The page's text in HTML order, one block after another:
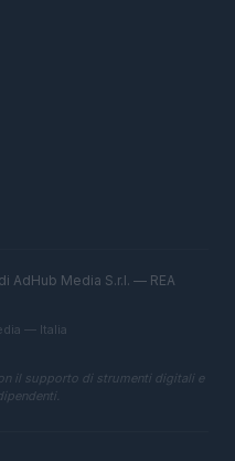
AdHub Media S.r.l. — REA
— Italia
il supporto di strumenti digitali e